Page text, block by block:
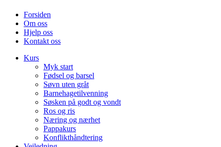
Forsiden
Om oss
Hjelp oss
Kontakt oss
Kurs
Myk start
Fødsel og barsel
Søvn uten gråt
Barnehagetilvenning
Søsken på godt og vondt
Ros og ris
Næring og nærhet
Pappakurs
Konflikthåndtering